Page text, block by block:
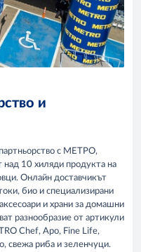
и
с МЕТРО,
над 10 хиляди продукта на
Онлайн доставчикът
био и специализирани
и храни за домашни
разнообразие от артикули
Chef, Аро, Fine Life,
свежа риба и зеленчуци.